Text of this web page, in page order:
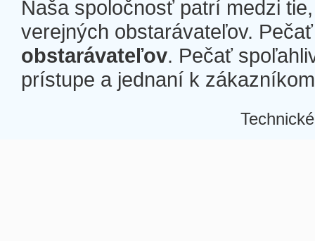
Naša spoločnosť patrí medzi
verejných obstarávateľov.
obstarávateľov. Pečať
prístupe a jednaní k